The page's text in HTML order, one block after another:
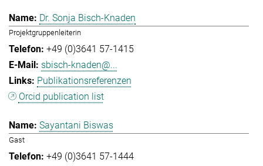
Dr. Sonja Bisch-Knaden
Projektgruppenleiterin
+49 (0)3641 57-1415
sbisch-knaden@...
Publikationsreferenzen
Orcid publication list
Sayantani Biswas
Gast
+49 (0)3641 57-1444